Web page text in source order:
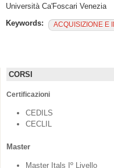
Università Ca'Foscari Venezia
Keywords:
ACQUISIZIONE E
CORSI
Certificazioni
CEDILS
CECLIL
Master
Master Itals Iº Livello